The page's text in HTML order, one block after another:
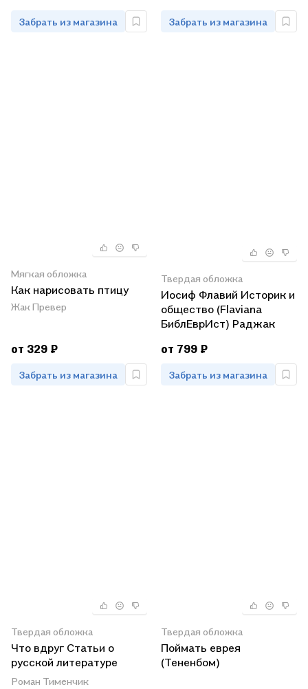
Забрать из магазина Забрать из магазина
Мягкая обложка
Как нарисовать птицу
Жак Превер
от 329 ₽
Забрать из магазина
Твердая обложка
Иосиф Флавий Историк и
общество (Flaviana
БиблЕврИст) Раджак
от 799 ₽
Забрать из магазина
Твердая обложка
Что вдруг Статьи о
русской литературе
прошлого века
Роман Тименчик
Твердая обложка
Поймать еврея
(Тененбом)